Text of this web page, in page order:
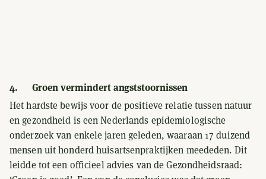
4. Groen vermindert angststoornissen
Het hardste bewijs voor de positieve relatie tussen natuur
en gezondheid is een Nederlands epidemiologische
onderzoek van enkele jaren geleden, waaraan 17 duizend
mensen uit honderd huisartsenpraktijken meededen. Dit
leidde tot een officieel advies van de Gezondheidsraad: